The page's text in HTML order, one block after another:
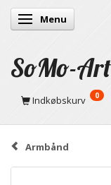
Skifte navigation
Menu
SoMo-
Indkøbskurv 0
Armbånd